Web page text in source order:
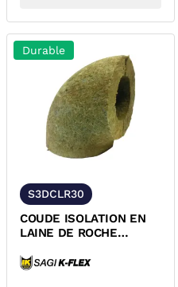
Durable
S3DCLR30
COUDE ISOLATION EN
LAINE DE ROCHE